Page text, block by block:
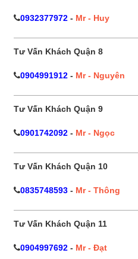
0932377972 - Mr - Huy
Tư Vấn Khách Quận 8
0904991912 - Mr - Nguyên
Tư Vấn Khách Quận 9
0901742092 - Mr - Ngọc
Tư Vấn Khách Quận 10
0835748593 - Mr - Thông
Tư Vấn Khách Quận 11
0904997692 - Mr - Đạt